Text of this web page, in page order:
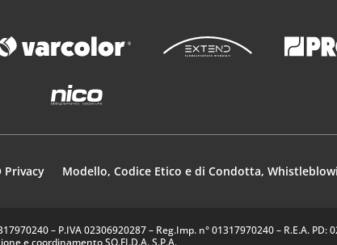
Privacy Modello, Codice Etico e di Condotta,
– P.IVA 02306920287 – Reg.Imp. n° 01317970240 – R.E.A.